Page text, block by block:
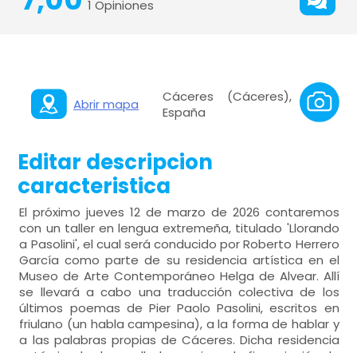
1 Opiniones
Abrir mapa
Cáceres (Cáceres),
España
Editar descripcion
caracteristica
El próximo jueves 12 de marzo de 2026 contaremos
con un taller en lengua extremeña, titulado 'Llorando
a Pasolini', el cual será conducido por Roberto Herrero
García como parte de su residencia artística en el
Museo de Arte Contemporáneo Helga de Alvear. Allí
se llevará a cabo una traducción colectiva de los
últimos poemas de Pier Paolo Pasolini, escritos en
friulano (un habla campesina), a la forma de hablar y
a las palabras propias de Cáceres. Dicha residencia